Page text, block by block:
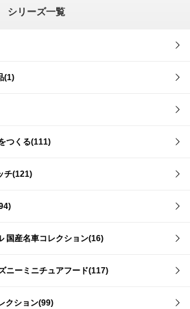
シリーズ一覧
(1)
つくる(111)
チ(121)
国産名車コレクション(16)
ニーミニチュアフード(117)
クション(99)